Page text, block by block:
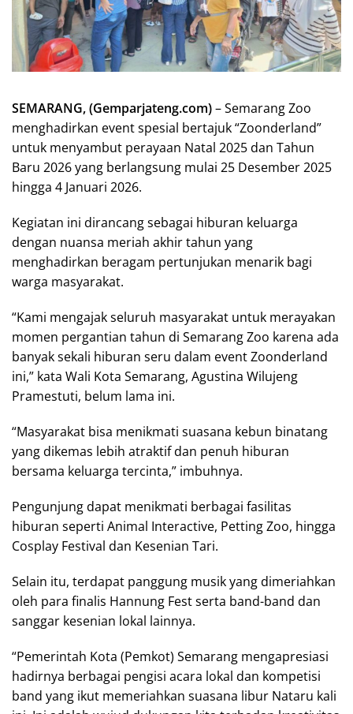
SEMARANG, (Gemparjateng.com)– Semarang Zoo
menghadirkan event spesial bertajuk “Zoonderland”
untuk menyambut perayaan Natal 2025 dan Tahun
Baru 2026 yang berlangsung mulai 25 Desember 2025
hingga 4 Januari 2026.
Kegiatan ini dirancang sebagai hiburan keluarga
dengan nuansa meriah akhir tahun yang
menghadirkan beragam pertunjukan menarik bagi
warga masyarakat.
“Kami mengajak seluruh masyarakat untuk merayakan
momen pergantian tahun di Semarang Zoo karena ada
banyak sekali hiburan seru dalam event Zoonderland
ini,” kata Wali Kota Semarang, Agustina Wilujeng
Pramestuti, belum lama ini.
“Masyarakat bisa menikmati suasana kebun binatang
yang dikemas lebih atraktif dan penuh hiburan
bersama keluarga tercinta,” imbuhnya.
Pengunjung dapat menikmati berbagai fasilitas
hiburan seperti Animal Interactive, Petting Zoo, hingga
Cosplay Festival dan Kesenian Tari.
Selain itu, terdapat panggung musik yang dimeriahkan
oleh para finalis Hannung Fest serta band-band dan
sanggar kesenian lokal lainnya.
“Pemerintah Kota (Pemkot) Semarang mengapresiasi
hadirnya berbagai pengisi acara lokal dan kompetisi
band yang ikut memeriahkan suasana libur Nataru kali